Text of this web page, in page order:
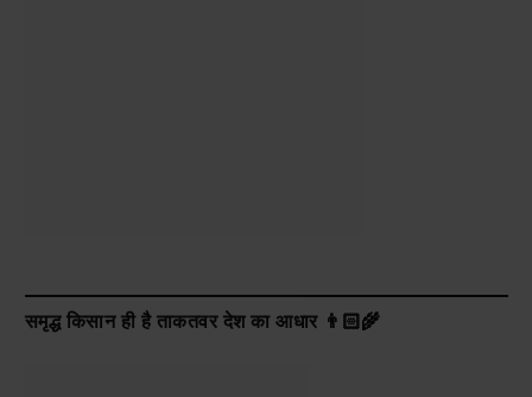
समृद्ध किसान ही है ताकतवर देश का आधार 👨🏻‍🌾